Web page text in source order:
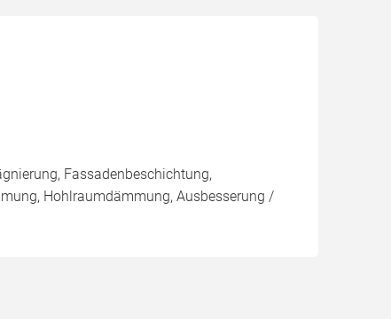
Fassadenbeschichtung,
Hohlraumdämmung, Ausbesserung /